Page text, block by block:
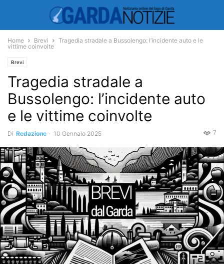
Home Brevi
Tragedia stradale a Bussolengo: l’incidente auto e le
vittime coinvolte
Brevi
Tragedia stradale a
Bussolengo: l’incidente auto
e le vittime coinvolte
Di Redazione - 10 Gennaio 2025 7